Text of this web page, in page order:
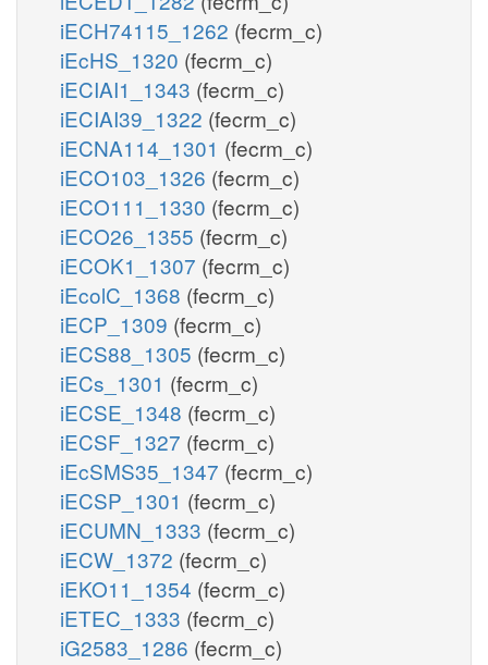
iECH74115_1262 (fecrm_c)
iEcHS_1320 (fecrm_c)
iECIAI1_1343 (fecrm_c)
iECIAI39_1322 (fecrm_c)
iECNA114_1301 (fecrm_c)
iECO103_1326 (fecrm_c)
iECO111_1330 (fecrm_c)
iECO26_1355 (fecrm_c)
iECOK1_1307 (fecrm_c)
iEcolC_1368 (fecrm_c)
iECP_1309 (fecrm_c)
iECS88_1305 (fecrm_c)
iECs_1301 (fecrm_c)
iECSE_1348 (fecrm_c)
iECSF_1327 (fecrm_c)
iEcSMS35_1347 (fecrm_c)
iECSP_1301 (fecrm_c)
iECUMN_1333 (fecrm_c)
iECW_1372 (fecrm_c)
iEKO11_1354 (fecrm_c)
iETEC_1333 (fecrm_c)
iG2583_1286 (fecrm_c)